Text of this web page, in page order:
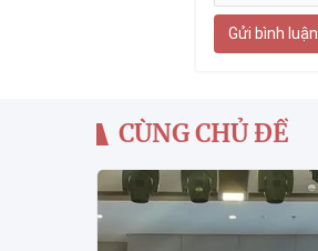
Gửi bình luận
CÙNG CHỦ ĐỀ